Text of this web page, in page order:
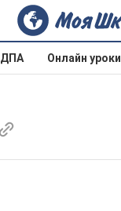
ДПА Онлайн уроки